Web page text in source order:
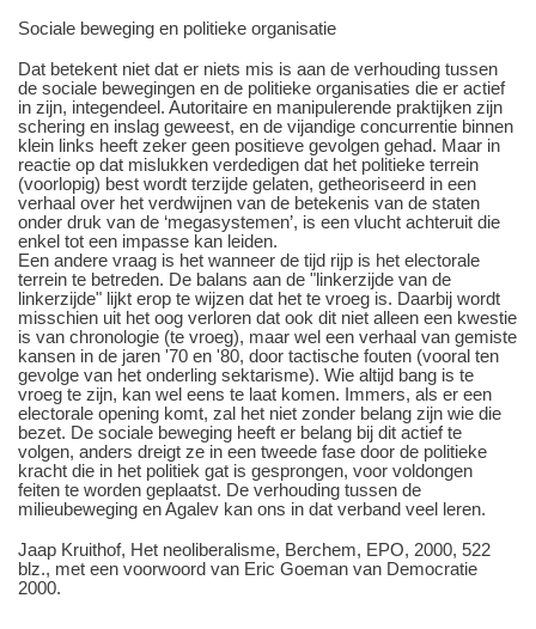
Sociale beweging en politieke organisatie
Dat betekent niet dat er niets mis is aan de verhouding tussen
de sociale bewegingen en de politieke organisaties die er actief
in zijn, integendeel. Autoritaire en manipulerende praktijken zijn
schering en inslag geweest, en de vijandige concurrentie binnen
klein links heeft zeker geen positieve gevolgen gehad. Maar in
reactie op dat mislukken verdedigen dat het politieke terrein
(voorlopig) best wordt terzijde gelaten, getheoriseerd in een
verhaal over het verdwijnen van de betekenis van de staten
onder druk van de ‘megasystemen’, is een vlucht achteruit die
enkel tot een impasse kan leiden.
Een andere vraag is het wanneer de tijd rijp is het electorale
terrein te betreden. De balans aan de "linkerzijde van de
linkerzijde" lijkt erop te wijzen dat het te vroeg is. Daarbij wordt
misschien uit het oog verloren dat ook dit niet alleen een kwestie
is van chronologie (te vroeg), maar wel een verhaal van gemiste
kansen in de jaren '70 en '80, door tactische fouten (vooral ten
gevolge van het onderling sektarisme). Wie altijd bang is te
vroeg te zijn, kan wel eens te laat komen. Immers, als er een
electorale opening komt, zal het niet zonder belang zijn wie die
bezet. De sociale beweging heeft er belang bij dit actief te
volgen, anders dreigt ze in een tweede fase door de politieke
kracht die in het politiek gat is gesprongen, voor voldongen
feiten te worden geplaatst. De verhouding tussen de
milieubeweging en Agalev kan ons in dat verband veel leren.
Jaap Kruithof, Het neoliberalisme, Berchem, EPO, 2000, 522
blz., met een voorwoord van Eric Goeman van Democratie
2000.